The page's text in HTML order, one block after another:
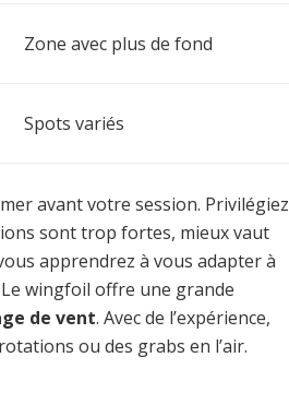
Zone avec plus de fond
Spots variés
avant votre session. Privilégiez
sont trop fortes, mieux vaut
apprendrez à vous adapter à
wingfoil offre une grande
de vent. Avec de l’expérience,
ou des grabs en l’air.